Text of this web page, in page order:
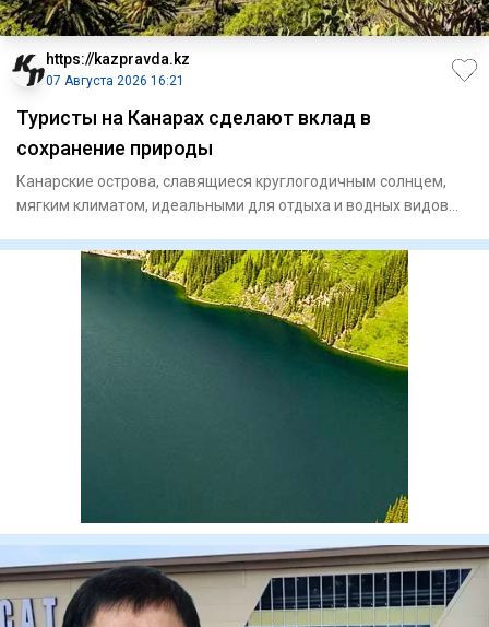
https://kazpravda.kz
07 Августа 2026 16:21
Туристы на Канарах сделают вклад в
сохранение природы
Канарские острова, славящиеся круглогодичным солнцем,
мягким климатом, идеальными для отдыха и водных видов